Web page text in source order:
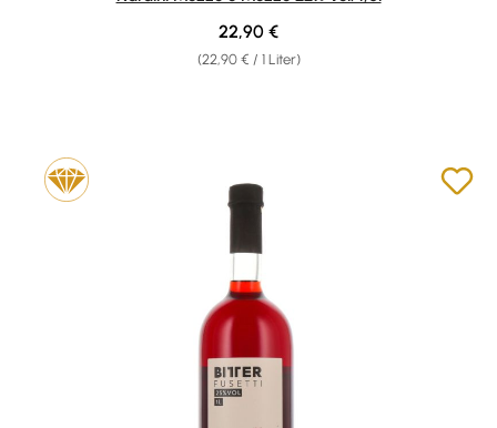
(22,90 € / 1 Liter)
Regulärer Preis:
22,90 €